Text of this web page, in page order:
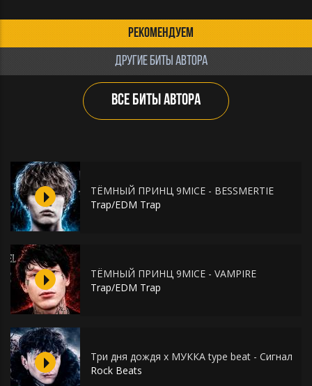
РЕКОМЕНДУЕМ
ДРУГИЕ БИТЫ АВТОРА
ВСЕ БИТЫ АВТОРА
ТЁМНЫЙ ПРИНЦ 9MICE - BESSMERTIE
Trap/EDM Trap
ТЁМНЫЙ ПРИНЦ 9MICE - VAMPIRE
Trap/EDM Trap
Три дня дождя х МУККА type beat - Сигнал
Rock Beats